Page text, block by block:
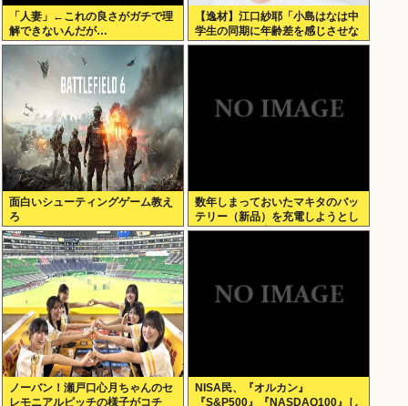
「人妻」←これの良さがガチで理
解できないんだが…
【逸材】江口紗耶「小島はなは中
学生の同期に年齢差を感じさせな
いように気を遣っているが、同期
面白いシューティングゲーム教え
ろ
数年しまっておいたマキタのバッ
テリー（新品）を充電しようとし
たらエラーで充電できないんだ
ノーバン！瀬戸口心月ちゃんのセ
レモニアルピッチの様子がコチ
NISA民、『オルカン』
『S&P500』『NASDAQ100』し